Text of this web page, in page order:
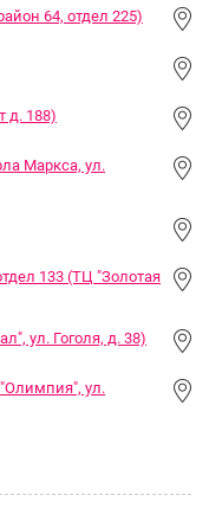
64, отдел 225)
д. 188)
Маркса, ул.
133 (ТЦ "Золотая
ул. Гоголя, д. 38)
ул.